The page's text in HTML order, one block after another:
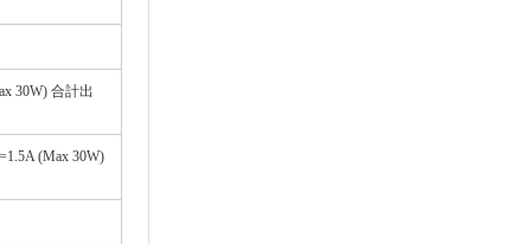
30W) 合計出
(Max 30W)